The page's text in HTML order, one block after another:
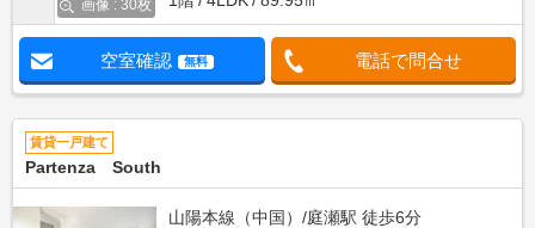
画像 : 30枚
空室確認 無料 電話で問合せ
賃貸一戸建て
Partenza South
山陽本線（中国）/庭瀬駅 徒歩6分